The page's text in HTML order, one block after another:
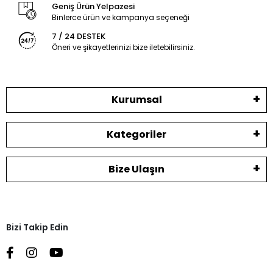
Geniş Ürün Yelpazesi
Binlerce ürün ve kampanya seçeneği
7 / 24 DESTEK
Öneri ve şikayetlerinizi bize iletebilirsiniz.
Kurumsal
Kategoriler
Bize Ulaşın
Bizi Takip Edin